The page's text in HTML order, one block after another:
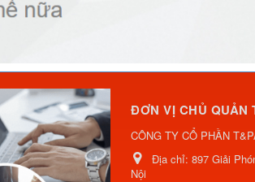
ĐƠN VỊ CHỦ QUẢN
CÔNG TY CỔ PHẦN
Địa chỉ: 897 Giải
Nội